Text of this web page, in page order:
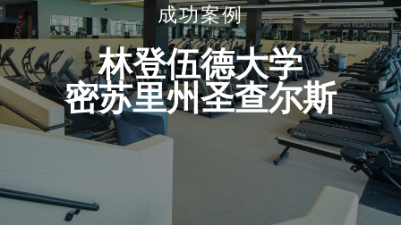
成功案例
林登伍德大学
密苏里州圣查尔斯